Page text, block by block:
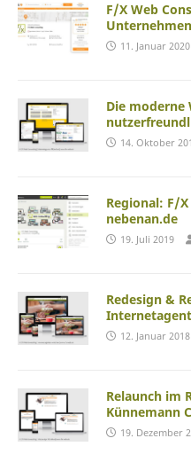
F/X Web
11. Januar 2020
Die moderne
14. Oktober
Regional: F/
nebenan.de
19. Juli 2019
Redesign &
12. Januar 2018
Relaunch im
Künnemann
19. Dezember